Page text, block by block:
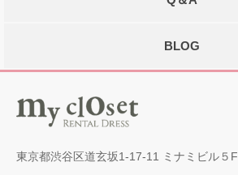
BLOG
東京都渋谷区道玄坂1-17-11 ミナミビル５F